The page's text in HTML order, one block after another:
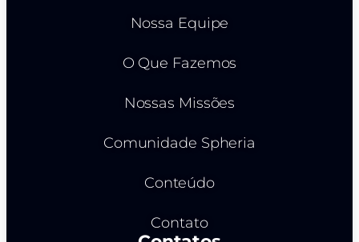
Nossa Equipe
O Que Fazemos
Nossas Missões
Comunidade Spheria
Conteúdo
Contato